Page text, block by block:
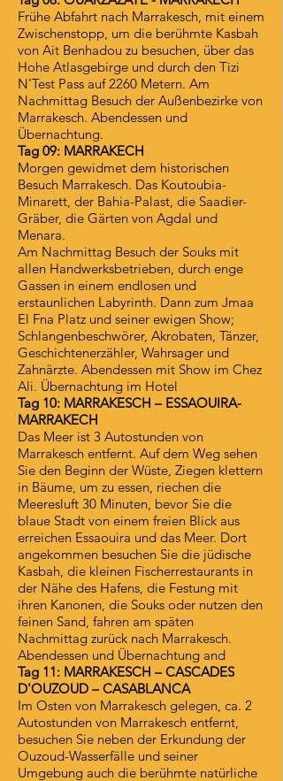
Frühe Abfahrt nach Marrakesch, mit einem
Zwischenstopp, um die berühmte Kasbah
von Ait Benhadou zu besuchen, über das
Hohe Atlasgebirge und durch den Tizi
N'Test Pass auf 2260 Metern. Am
Nachmittag Besuch der Außenbezirke von
Marrakesch. Abendessen und
Übernachtung.
Tag 09: MARRAKECH
Morgen gewidmet dem historischen
Besuch Marrakesch. Das Koutoubia-
Minarett, der Bahia-Palast, die Saadier-
Gräber, die Gärten von Agdal und
Menara.
Am Nachmittag Besuch der Souks mit
allen Handwerksbetrieben, durch enge
Gassen in einem endlosen und
erstaunlichen Labyrinth. Dann zum Jmaa
El Fna Platz und seiner ewigen Show;
Schlangenbeschwörer, Akrobaten, Tänzer,
Geschichtenerzähler, Wahrsager und
Zahnärzte. Abendessen mit Show im Chez
Ali. Übernachtung im Hotel
Tag 10: MARRAKESCH – ESSAOUIRA-
MARRAKECH
Das Meer ist 3 Autostunden von
Marrakesch entfernt. Auf dem Weg sehen
Sie den Beginn der Wüste, Ziegen klettern
in Bäume, um zu essen, riechen die
Meeresluft 30 Minuten, bevor Sie die
blaue Stadt von einem freien Blick aus
erreichen Essaouira und das Meer. Dort
angekommen besuchen Sie die jüdische
Kasbah, die kleinen Fischerrestaurants in
der Nähe des Hafens, die Festung mit
ihren Kanonen, die Souks oder nutzen den
feinen Sand, fahren am späten
Nachmittag zurück nach Marrakesch.
Abendessen und Übernachtung and
Tag 11: MARRAKESCH – CASCADES
D'OUZOUD – CASABLANCA
Im Osten von Marrakesch gelegen, ca. 2
Autostunden von Marrakesch entfernt,
besuchen Sie neben der Erkundung der
Ouzoud-Wasserfälle und seiner
Umgebung auch die berühmte natürliche